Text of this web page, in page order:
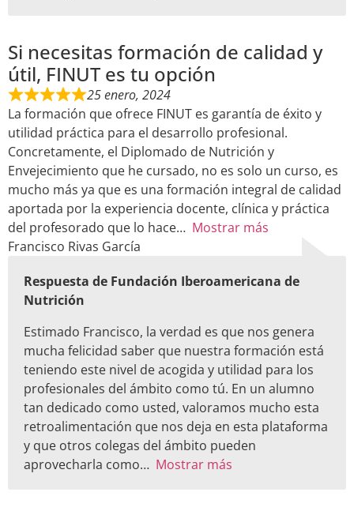
Si necesitas formación de calidad y
útil, FINUT es tu opción
25 enero, 2024
La formación que ofrece FINUT es garantía de éxito y
utilidad práctica para el desarrollo profesional.
Concretamente, el Diplomado de Nutrición y
Envejecimiento que he cursado, no es solo un curso, es
mucho más ya que es una formación integral de calidad
aportada por la experiencia docente, clínica y práctica
del profesorado que lo hace
Mostrar más
Francisco Rivas García
Respuesta de Fundación Iberoamericana de
Nutrición
Estimado Francisco, la verdad es que nos genera
mucha felicidad saber que nuestra formación está
teniendo este nivel de acogida y utilidad para los
profesionales del ámbito como tú. En un alumno
tan dedicado como usted, valoramos mucho esta
retroalimentación que nos deja en esta plataforma
y que otros colegas del ámbito pueden
aprovecharla como
Mostrar más